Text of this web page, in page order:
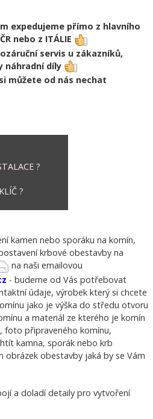
expedujeme přímo z hlavního
nebo z ITÁLIE
servis u zákazníků,
náhradní díly
můžete od nás nechat
?
?
kamen nebo sporáku na komín,
krbové obestavby na
na naši emailovou
- budeme od Vás potřebovat
údaje, výrobek který si chcete
jako je výška do středu otvoru
a materiál ze kterého je komín
foto připraveného komínu,
kamna, sporák nebo krb
obestavby jaká by se Vám
a doladí detaily pro vytvoření